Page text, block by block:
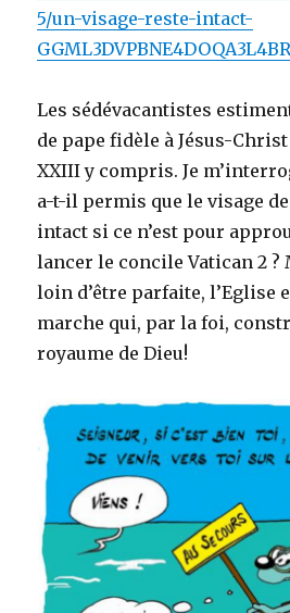
5/un-visage-reste-intact-
Les sédévacantistes
de pape fidèle à Jésus-
XXIII y compris. Je
a-t-il permis que le visage
intact si ce n’est pour
lancer le concile Vatican 2 ?
loin d’être parfaite, l’Eglise
marche qui, par la foi,
royaume de Dieu!